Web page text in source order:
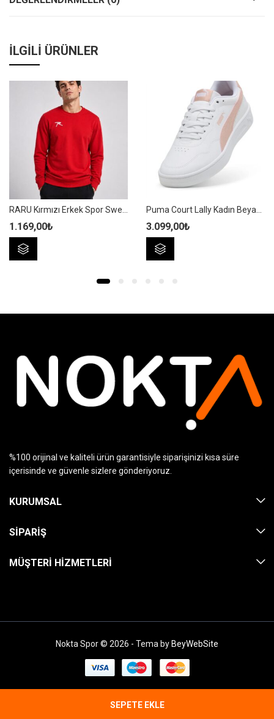
SEPETE EKLE
İLGILI ÜRÜNLER
1.169,00₺
seçilebilir
3.099,00₺
seçilebilir
%100 orijinal ve kaliteli ürün garantisiyle siparişinizi kısa süre
içerisinde ve güvenle sizlere gönderiyoruz.
KURUMSAL
SIPARIŞ
MÜŞTERI HIZMETLERI
Nokta Spor © 2026 - Tema by BeyWebSite